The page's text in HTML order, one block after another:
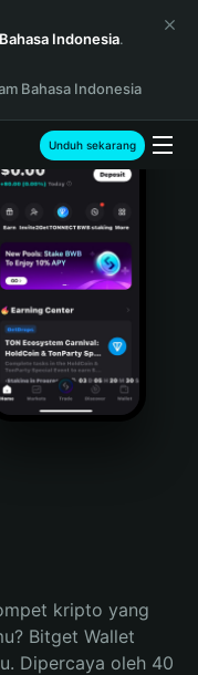
Bahasa Indonesia.
Bahasa Indonesia
Unduh sekarang
kripto yang
Bitget Wallet
Dipercaya oleh 40